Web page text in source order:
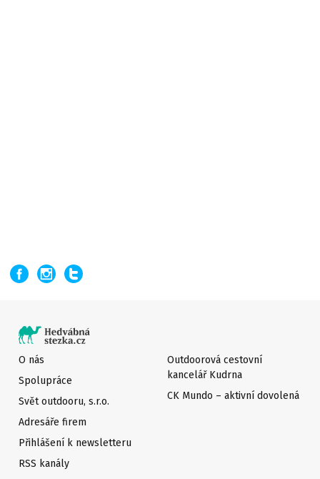
O nás
Spolupráce
Svět outdooru, s.r.o.
Adresáře firem
Přihlášení k newsletteru
Outdoorová cestovní
kancelář Kudrna
CK Mundo – aktivní dovolená
RSS kanály